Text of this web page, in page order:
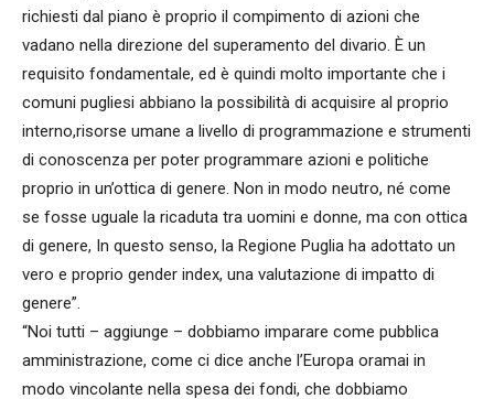
richiesti dal piano è proprio il compimento di azioni che
vadano nella direzione del superamento del divario. È un
requisito fondamentale, ed è quindi molto importante che i
comuni pugliesi abbiano la possibilità di acquisire al proprio
interno,risorse umane a livello di programmazione e strumenti
di conoscenza per poter programmare azioni e politiche
proprio in un’ottica di genere. Non in modo neutro, né come
se fosse uguale la ricaduta tra uomini e donne, ma con ottica
di genere, In questo senso, la Regione Puglia ha adottato un
vero e proprio gender index, una valutazione di impatto di
genere”.
“Noi tutti – aggiunge – dobbiamo imparare come pubblica
amministrazione, come ci dice anche l’Europa oramai in
modo vincolante nella spesa dei fondi, che dobbiamo